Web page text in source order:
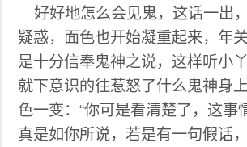
好好地怎么会见鬼，这话一出
疑惑，面色也开始凝重起来，年
是十分信奉鬼神之说，这样听小
就下意识的往惹怒了什么鬼神身
色一变：“你可是看清楚了，这事
真是如你所说，若是有一句假话